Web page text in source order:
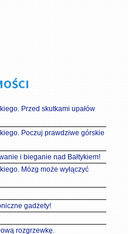
Przed skutkami upałów
Poczuj prawdziwe górskie
i bieganie nad Bałtykiem!
Mózg może wyłączyć
gadżety!
rozgrzewkę.